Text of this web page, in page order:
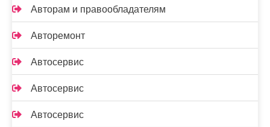
Авторам и правообладателям
Авторемонт
Автосервис
Автосервис
Автосервис